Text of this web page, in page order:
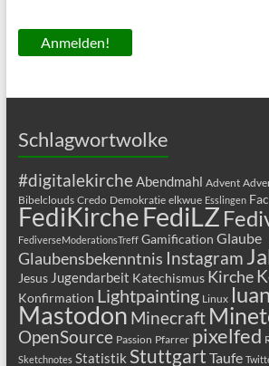
Schlagwortwolke
#digitalekircheAbendmahl Advent
Bibelclouds Credo Demokratie elkwue Esslingen
FediKircheFediLZ
FediverseModerationsTreff Gamification Glaube
Glaubensbekenntnis Instagram
Jesus Jugendarbeit Katechismus Kirche
Konfirmation Lightpainting Linux
Mastodon Minecraft
OpenSource Passion Pfarrer pixelfed
Sketchnotes Statistik Stuttgart Taufe